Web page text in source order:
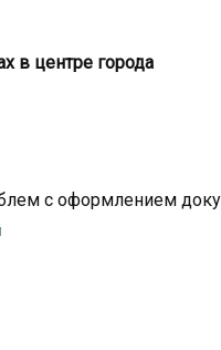
в центре города
с оформлением